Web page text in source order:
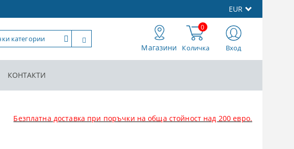
EUR
Магазини Количка
0
Вход
КОНТАКТИ
Безплатна доставка при поръчки на обща стойност над 200 евро.